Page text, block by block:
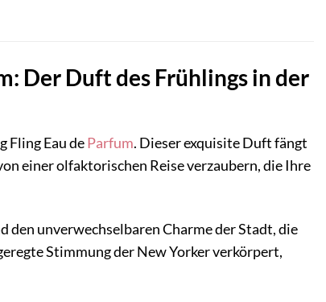
Der Duft des Frühlings in der
Fling Eau deParfum. Dieser exquisite Duft fängt
einer olfaktorischen Reise verzaubern, die Ihre
den unverwechselbaren Charme der Stadt, die
Stimmung der New Yorker verkörpert,